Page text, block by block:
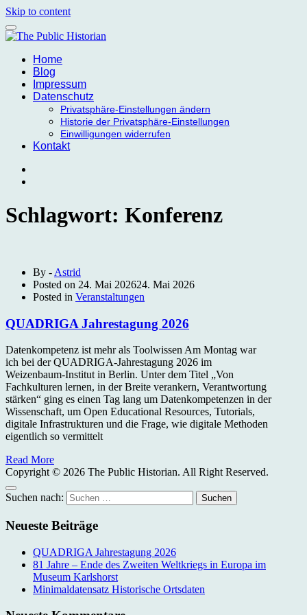
Skip to content
Home
Blog
Impressum
Datenschutz
Privatsphäre-Einstellungen ändern
Historie der Privatsphäre-Einstellungen
Einwilligungen widerrufen
Kontakt
Schlagwort: Konferenz
By - Astrid
Posted on 24. Mai 202624. Mai 2026
Posted in Veranstaltungen
QUADRIGA Jahrestagung 2026
Datenkompetenz ist mehr als Toolwissen Am Montag war
ich bei der QUADRIGA-Jahrestagung 2026 im
Weizenbaum-Institut in Berlin. Unter dem Titel „Von
Fachkulturen lernen, in der Breite verankern, Verantwortung
stärken“ ging es einen Tag lang um Datenkompetenzen in der
Wissenschaft, um Open Educational Resources, Tutorials,
digitale Infrastrukturen und die Frage, wie digitale Methoden
eigentlich so vermittelt
Read More
Copyright © 2026 The Public Historian. All Right Reserved.
Suchen nach:
Neueste Beiträge
QUADRIGA Jahrestagung 2026
81 Jahre – Ende des Zweiten Weltkriegs in Europa im
Museum Karlshorst
Minimaldatensatz Historische Ortsdaten